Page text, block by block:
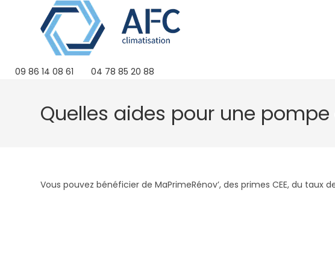
09 86 14 08 61 04 78 85 20 88
Quelles aides pour une
Vous pouvez bénéficier de MaPrimeRénov’, des primes CEE, du taux